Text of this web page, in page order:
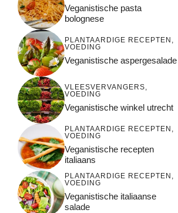
Veganistische pasta
bolognese
PLANTAARDIGE RECEPTEN ,
VOEDING
Veganistische aspergesalade
VLEESVERVANGERS,
VOEDING
Veganistische winkel utrecht
PLANTAARDIGE RECEPTEN ,
VOEDING
Veganistische recepten
italiaans
PLANTAARDIGE RECEPTEN ,
VOEDING
Veganistische italiaanse
salade